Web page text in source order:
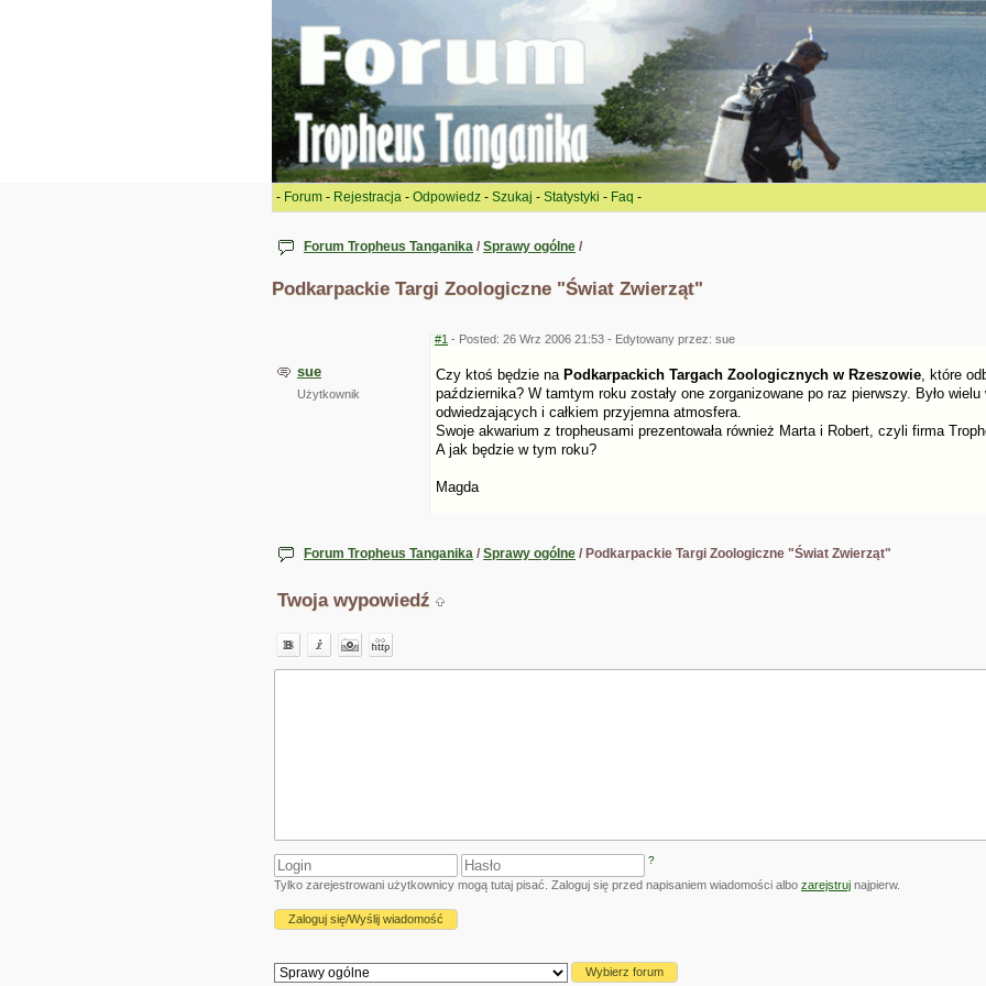
- Forum - Rejestracja - Odpowiedz - Szukaj - Statystyki - Faq -
Forum Tropheus Tanganika / Sprawy ogólne /
Podkarpackie Targi Zoologiczne "Świat Zwierząt"
sue
Użytkownik
#1 - Posted: 26 Wrz 2006 21:53 - Edytowany przez: sue
Czy ktoś będzie na Podkarpackich Targach Zoologicznych w Rzeszowie, które
października? W tamtym roku zostały one zorganizowane po raz pierwszy. Było wielu
odwiedzających i całkiem przyjemna atmosfera.
Swoje akwarium z tropheusami prezentowała również Marta i Robert, czyli firma
A jak będzie w tym roku?
Magda
Forum Tropheus Tanganika / Sprawy ogólne / Podkarpackie Targi Zoologiczne "Świat Zwierząt"
Twoja wypowiedź
?
Tylko zarejestrowani użytkownicy mogą tutaj pisać. Zaloguj się przed napisaniem wiadomości albo zarejstruj najpierw.